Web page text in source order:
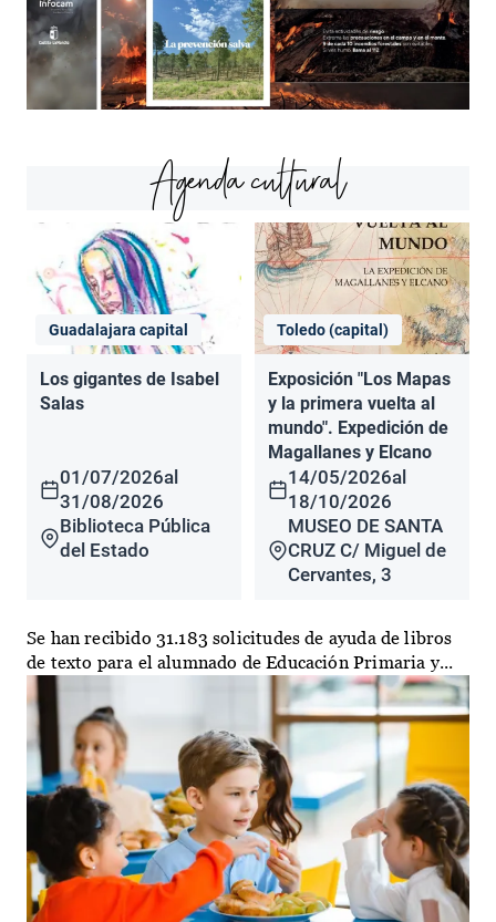
Agenda cultural
Guadalajara capital
Los gigantes de Isabel
Salas
01/07/2026al
31/08/2026
Biblioteca Pública
del Estado
Toledo (capital)
Exposición "Los Mapas
y la primera vuelta al
mundo". Expedición de
Magallanes y Elcano
14/05/2026al
18/10/2026
MUSEO DE SANTA
CRUZ C/ Miguel de
Cervantes, 3
Se han recibido 31.183 solicitudes de ayuda de libros
de texto para el alumnado de Educación Primaria y...